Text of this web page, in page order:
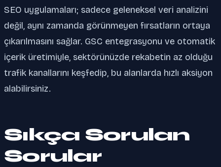
SEO uygulamaları; sadece geleneksel veri analizini
değil, aynı zamanda görünmeyen fırsatların ortaya
çıkarılmasını sağlar. GSC entegrasyonu ve otomatik
içerik üretimiyle, sektörünüzde rekabetin az olduğu
trafik kanallarını keşfedip, bu alanlarda hızlı aksiyon
alabilirsiniz.
Sıkça Sorulan
Sorular